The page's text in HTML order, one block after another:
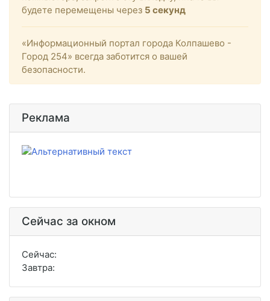
будете перемещены через 5 секунд
«Информационный портал города Колпашево -
Город 254» всегда заботится о вашей
безопасности.
Реклама
Сейчас за окном
Сейчас:
Завтра: